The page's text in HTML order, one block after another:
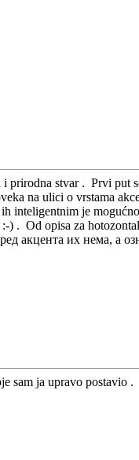
prirodna stvar . Prvi put
na ulici o vrstama
inteligentnim je
. Od opisa za
акцента их нема, а
sam ja upravo postavio .